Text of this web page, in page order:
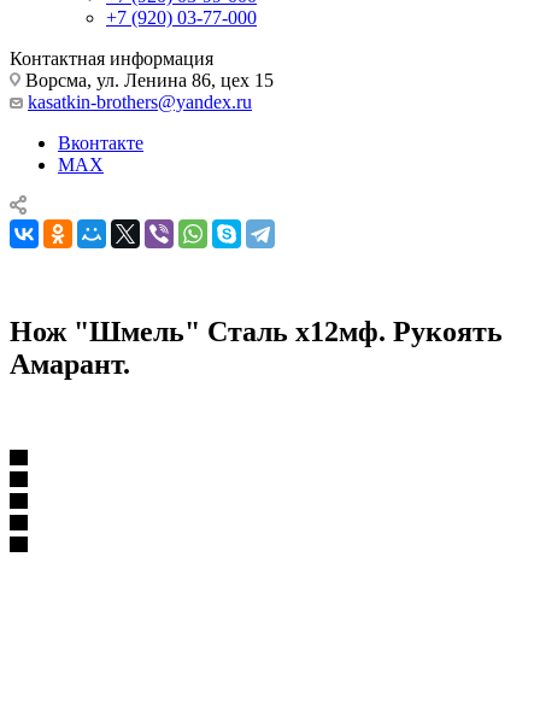
+7 (920) 03-77-000
Контактная информация
Ворсма, ул. Ленина 86, цех 15
kasatkin-brothers@yandex.ru
Вконтакте
MAX
Нож "Шмель" Сталь х12мф. Рукоять
Амарант.